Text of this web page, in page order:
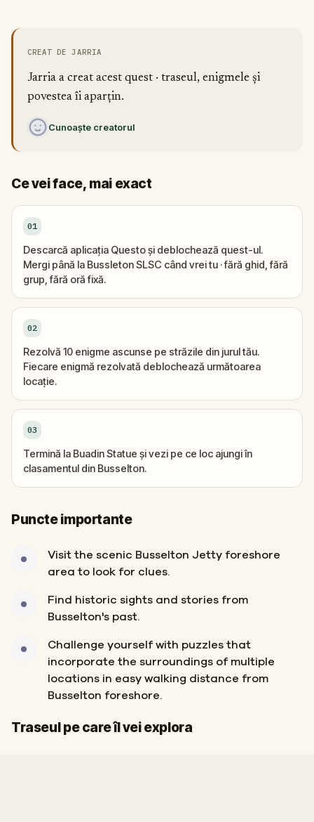
CREAT DE JARRIA
Jarria a creat acest quest · traseul, enigmele și
povestea îi aparțin.
Cunoaște creatorul
Ce vei face, mai exact
01
Descarcă aplicația Questo și deblochează quest-ul.
Mergi până la Bussleton SLSC când vrei tu · fără ghid, fără
grup, fără oră fixă.
02
Rezolvă 10 enigme ascunse pe străzile din jurul tău.
Fiecare enigmă rezolvată deblochează următoarea
locație.
03
Termină la Buadin Statue și vezi pe ce loc ajungi în
clasamentul din Busselton.
Puncte importante
Visit the scenic Busselton Jetty foreshore
area to look for clues.
Find historic sights and stories from
Busselton's past.
Challenge yourself with puzzles that
incorporate the surroundings of multiple
locations in easy walking distance from
Busselton foreshore.
Traseul pe care îl vei explora
Start
Sosire